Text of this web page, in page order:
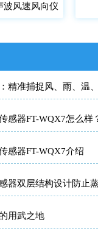
波风速风向仪
感器FT-WQX7介绍
用武之地